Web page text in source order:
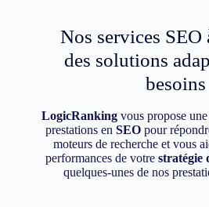
Nos services SEO
des solutions
besoins
LogicRanking vous propose
prestations en SEOpour
moteurs de recherche et vous
performances de votre stratégie
quelques-unes de nos